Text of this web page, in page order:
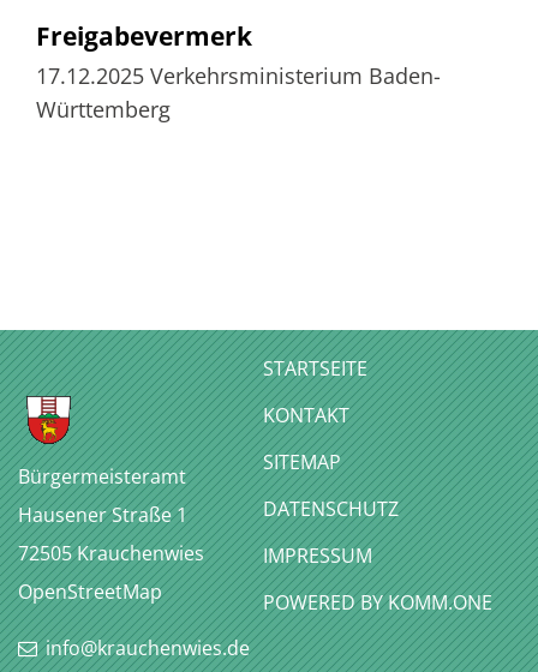
Freigabevermerk
17.12.2025 Verkehrsministerium Baden-
Württemberg
Bürgermeisteramt
Hausener Straße 1
72505Krauchenwies
OpenStreetMap
info@krauchenwies.de
STARTSEITE
KONTAKT
SITEMAP
DATENSCHUTZ
IMPRESSUM
POWERED BY KOMM.ONE